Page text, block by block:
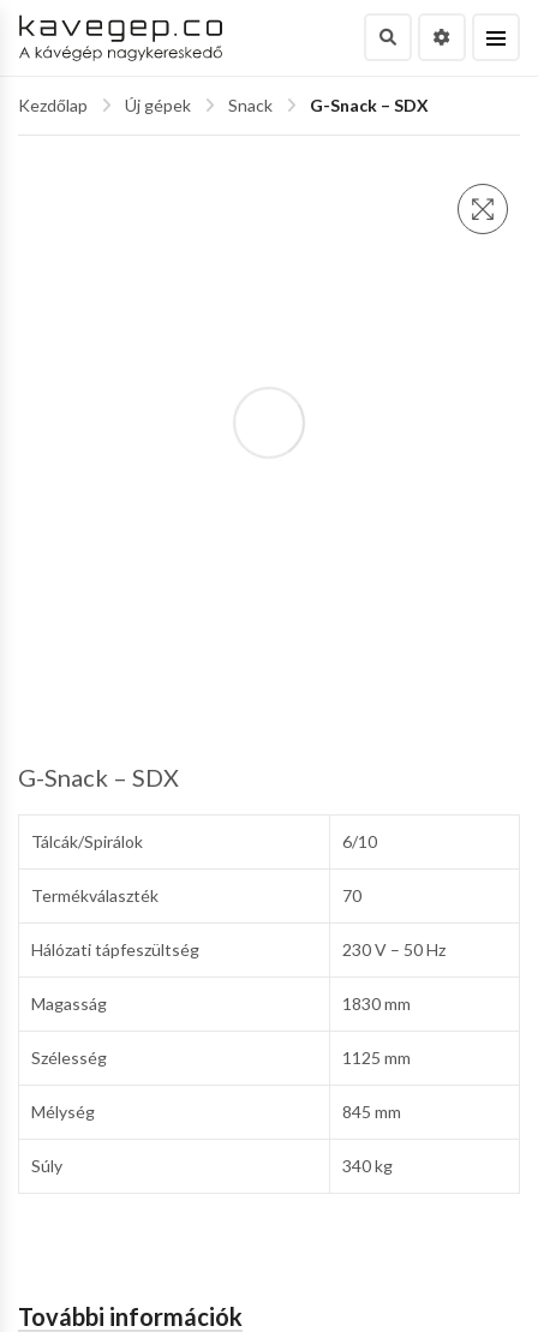
Kezdőlap Új gépek Snack G-Snack – SDX
G-Snack – SDX
Tálcák/Spirálok 6/10
Termékválaszték 70
Hálózati tápfeszültség 230 V – 50 Hz
Magasság 1830 mm
Szélesség 1125 mm
Mélység 845 mm
Súly 340 kg
További információk